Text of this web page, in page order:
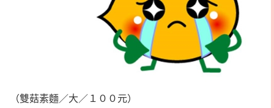
（雙菇素麵／大／１００元）